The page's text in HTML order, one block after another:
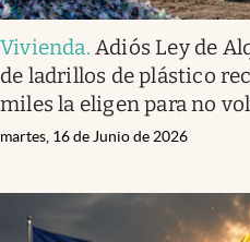
Vivienda.Adiós Ley de
de ladrillos de plástico
miles la eligen para no
martes, 16 de Junio de 2026